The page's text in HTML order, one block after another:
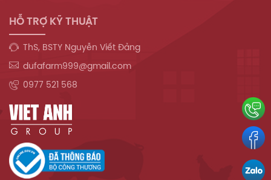
HỖ TRỢ KỸ THUẬT
ThS, BSTY Nguyễn Viết Đảng
dufafarm999@gmail.com
0977 521 568